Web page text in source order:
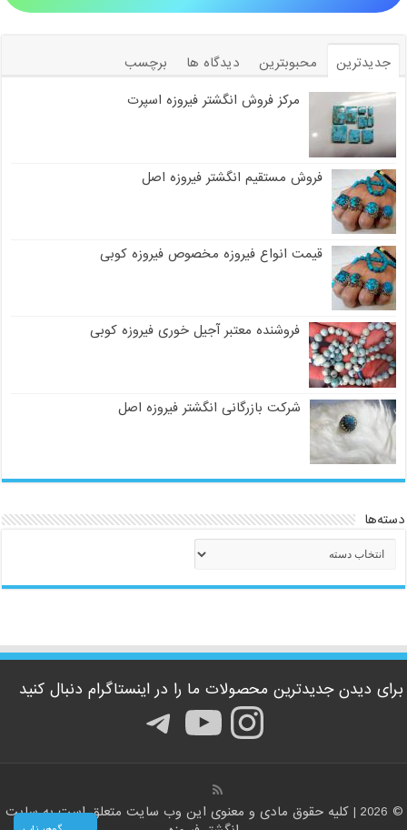
جدیدترین محبوبترین دیدگاه ها
برچسب
مرکز فروش انگشتر فیروزه اسپرت
فروش مستقیم انگشتر فیروزه اصل
قیمت انواع فیروزه مخصوص فیروزه کوبی
فروشنده معتبر آجیل خوری فیروزه کوبی
شرکت بازرگانی انگشتر فیروزه اصل
دسته‌ها
دسته‌ها
برای دیدن جدیدترین محصولات ما را در اینستاگرام دنبال کنید
اینستاگرم
یوتیوب
تلگرام
© 2026 | کلیه حقوق مادی و معنوی این وب سایت متعلق است به سایت